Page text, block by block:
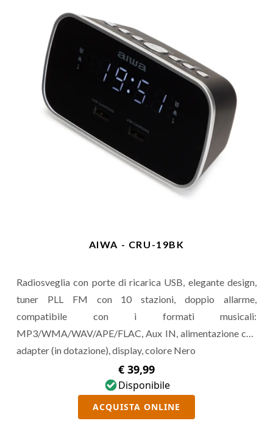
AIWA - CRU-19BK
Radiosveglia con porte di ricarica USB, elegante design,
tuner PLL FM con 10 stazioni, doppio allarme,
compatibile con i formati musicali:
MP3/WMA/WAV/APE/FLAC, Aux IN, alimentazione con
adapter (in dotazione), display, colore Nero
€ 39,99
Disponibile
ACQUISTA ONLINE